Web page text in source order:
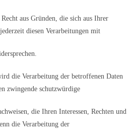
aus Gründen, die sich aus Ihrer
diesen Verarbeitungen mit
die Verarbeitung der betroffenen Daten
zwingende schutzwürdige
die Ihren Interessen, Rechten und
die Verarbeitung der